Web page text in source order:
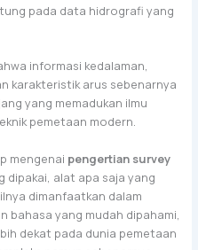
pada data hidrografi yang
informasi kedalaman,
karakteristik arus sebenarnya
yang memadukan ilmu
pemetaan modern.
mengenai pengertian survey
dipakai, alat apa saja yang
dimanfaatkan dalam
bahasa yang mudah dipahami,
dekat pada dunia pemetaan